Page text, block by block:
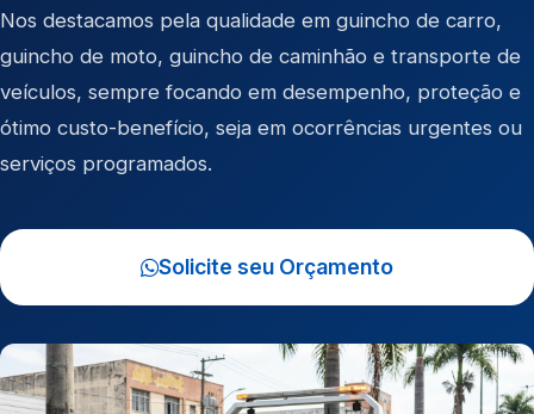
Nos destacamos pela qualidade em guincho de carro,
guincho de moto, guincho de caminhão e transporte de
veículos, sempre focando em desempenho, proteção e
ótimo custo-benefício, seja em ocorrências urgentes ou
serviços programados.
Solicite seu Orçamento